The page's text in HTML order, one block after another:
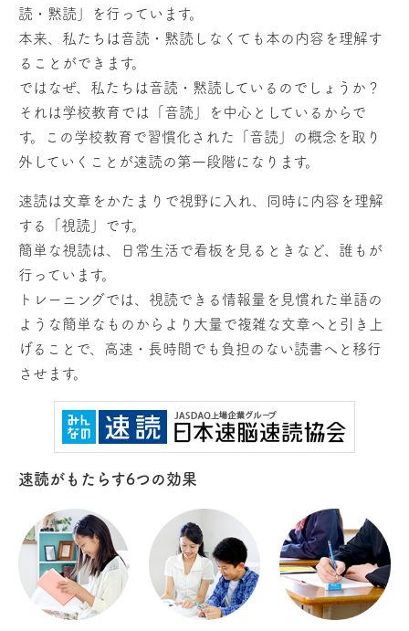
読・黙読」を行っています。
本来、私たちは音読・黙読しなくても本の内容を理解す
ることができます。
ではなぜ、私たちは音読・黙読しているのでしょうか？
それは学校教育では「音読」を中心としているからで
す。この学校教育で習慣化された「音読」の概念を取り
外していくことが速読の第一段階になります。
速読は文章をかたまりで視野に入れ、同時に内容を理解
する「視読」です。
簡単な視読は、日常生活で看板を見るときなど、誰もが
行っています。
トレーニングでは、視読できる情報量を見慣れた単語の
ような簡単なものからより大量で複雑な文章へと引き上
げることで、高速・長時間でも負担のない読書へと移行
させます。
速読がもたらす6つの効果